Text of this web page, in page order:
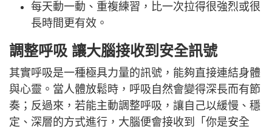
每天動一動、重複練習，比一次拉得很強烈或很
長時間更有效。
調整呼吸 讓大腦接收到安全訊號
其實呼吸是一種極具力量的訊號，能夠直接連結身體
與心靈。當人體放鬆時，呼吸自然會變得深長而有節
奏；反過來，若能主動調整呼吸，讓自己以緩慢、穩
定、深層的方式進行，大腦便會接收到「你是安全